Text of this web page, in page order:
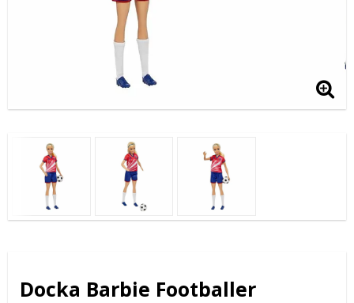
Docka Barbie Footballer